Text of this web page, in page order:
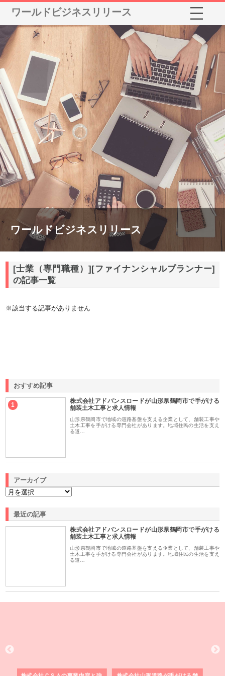
ワールドビジネスリリース
ワールドビジネスリリース
[士業（専門職種）][ファイナンシャルプランナー]
の記事一覧
※該当する記事がありません
おすすめ記事
1
株式会社アドバンスロードが山形県鶴岡市で手がける
舗装土木工事と求人情報
山形県鶴岡市で地域の道路基盤を支える企業として、舗装工事や
土木工事を手がける専門会社があります。地域住民の生活を支え
る道…
アーカイブ
最近の記事
株式会社アドバンスロードが山形県鶴岡市で手がける
舗装土木工事と求人情報
山形県鶴岡市で地域の道路基盤を支える企業として、舗装工事や
土木工事を手がける専門会社があります。地域住民の生活を支え
る道…